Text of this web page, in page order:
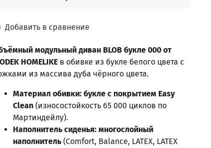
Добавить в сравнение
модульный диван BLOB букле 000 от
HOMELIKE в обивке из букле белого цвета c
из массива дуба чёрного цвета.
Материал обивки: букле с покрытием Easy
Clean(износостойкость 65 000 циклов по
Мартиндейлу).
Наполнитель сиденья: многослойный
наполнитель(Comfort, Balance, LATEX, LATEX